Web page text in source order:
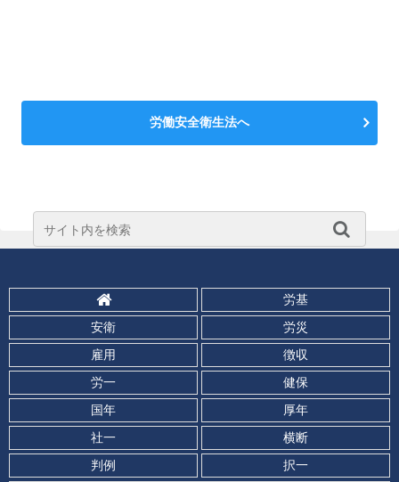
労働安全衛生法へ
労基
安衛
労災
雇用
徴収
労一
健保
国年
厚年
社一
横断
判例
択一